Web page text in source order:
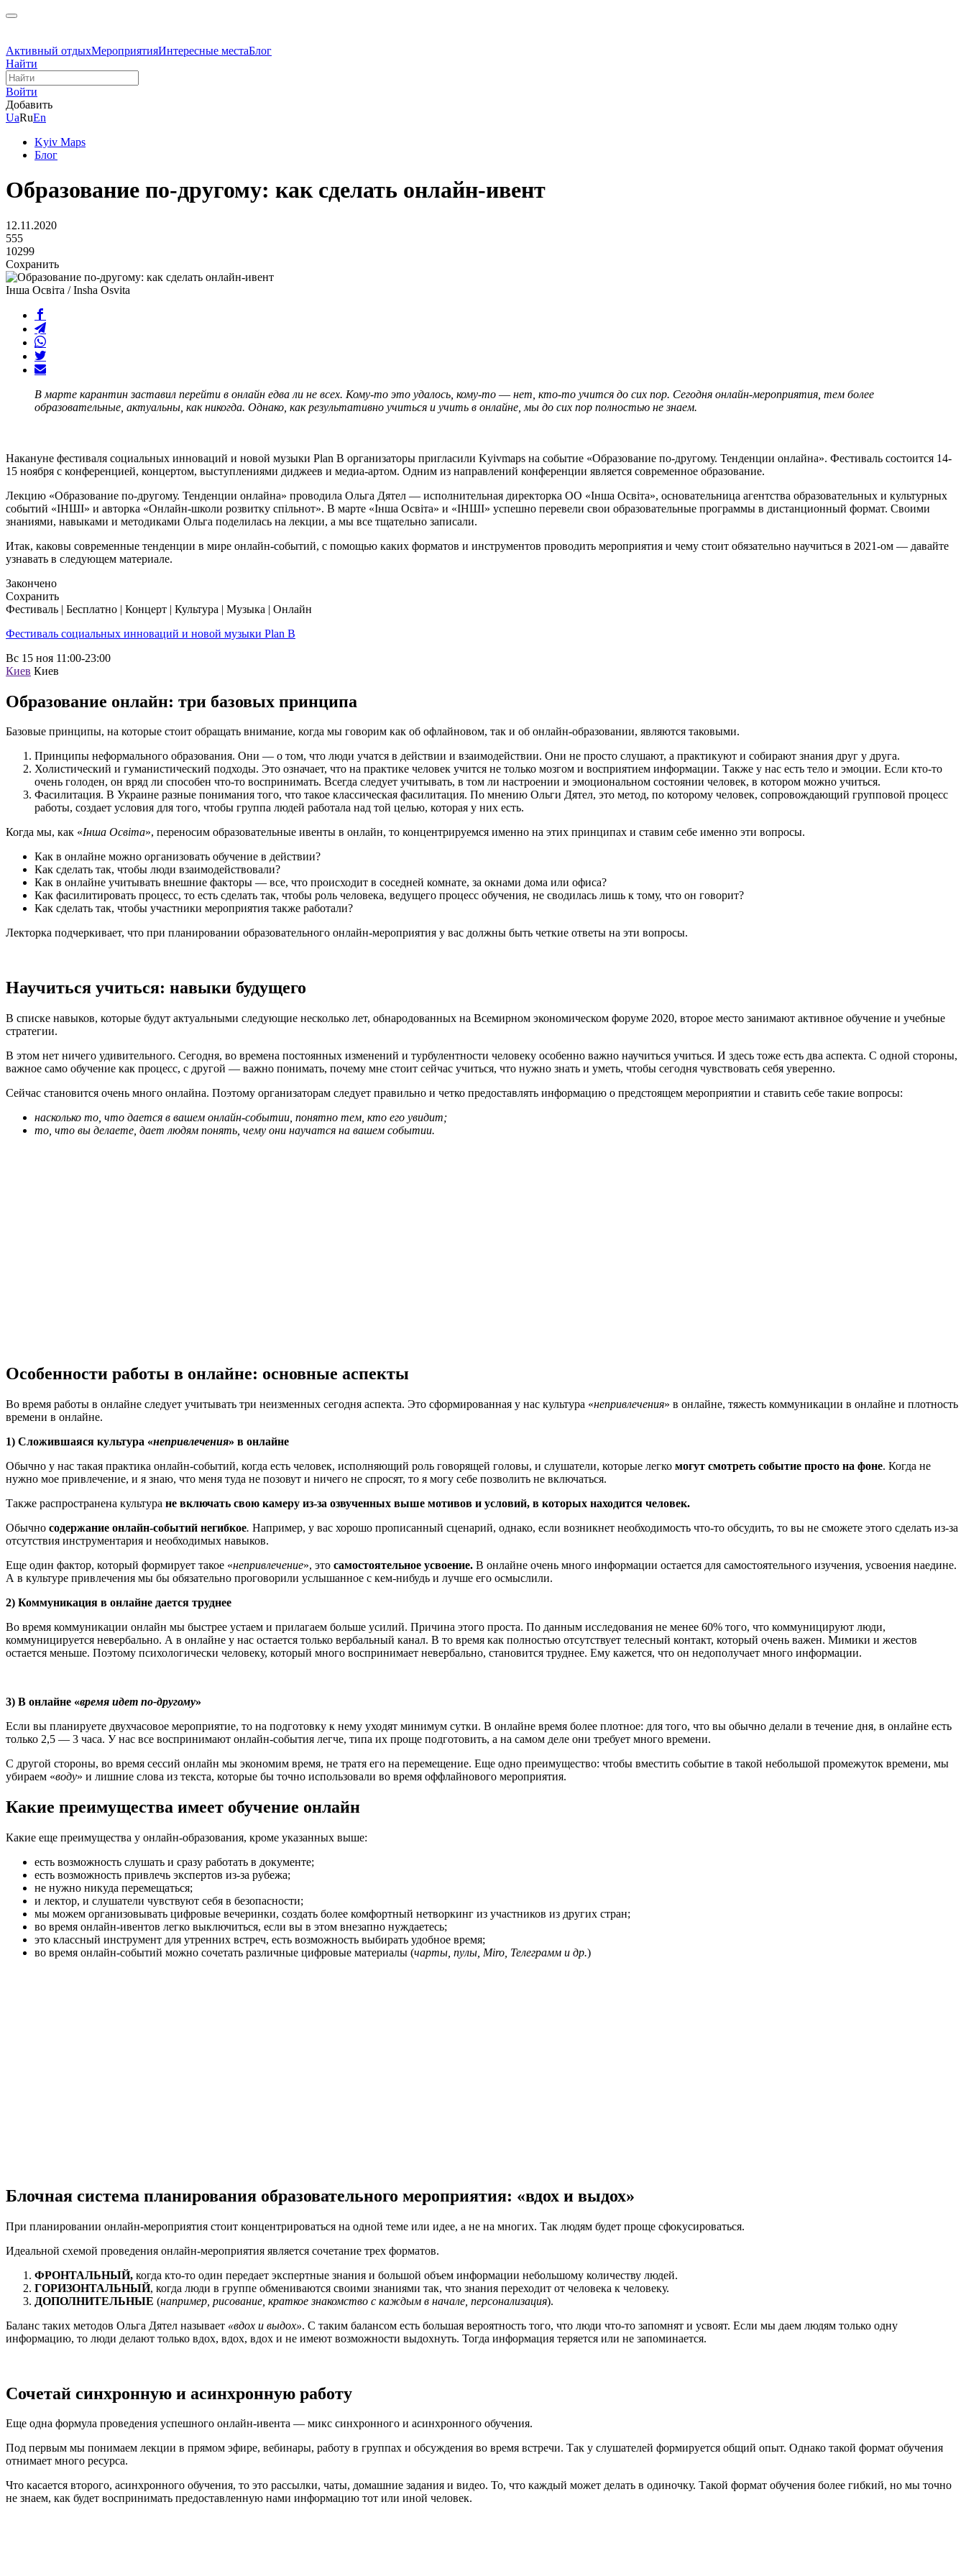
Активный отдыхМероприятияИнтересные местаБлог
Найти
Войти
Добавить
UaRuEn
Kyiv Maps
Блог
Образование по-другому: как сделать онлайн-ивент
12.11.2020
555
10299
Сохранить
Інша Освіта / Insha Osvita
В марте карантин заставил перейти в онлайн едва ли не всех. Кому-то это удалось, кому-то — нет, кто-то учится до сих пор. Сегодня онлайн-мероприятия, тем более
образовательные, актуальны, как никогда. Однако, как результативно учиться и учить в онлайне, мы до сих пор полностью не знаем.
Накануне фестиваля социальных инноваций и новой музыки Plan B организаторы пригласили Kyivmaps на событие «Образование по-другому. Тенденции онлайна». Фестиваль состоится 14-
15 ноября с конференцией, концертом, выступлениями диджеев и медиа-артом. Одним из направлений конференции является современное образование.
Лекцию «Образование по-другому. Тенденции онлайна» проводила Ольга Дятел — исполнительная директорка ОО «Інша Освіта», основательница агентства образовательных и культурных
событий «ІНШІ» и авторка «Онлайн-школи розвитку спільнот». В марте «Інша Освіта» и «ІНШІ» успешно перевели свои образовательные программы в дистанционный формат. Своими
знаниями, навыками и методиками Ольга поделилась на лекции, а мы все тщательно записали.
Итак, каковы современные тенденции в мире онлайн-событий, с помощью каких форматов и инструментов проводить мероприятия и чему стоит обязательно научиться в 2021-ом — давайте
узнавать в следующем материале.
Закончено
Сохранить
Фестиваль | Бесплатно | Концерт | Культура | Музыка | Онлайн
Фестиваль социальных инноваций и новой музыки Plan B
Вс 15 ноя 11:00-23:00
Киев Киев
Образование онлайн: три базовых принципа
Базовые принципы, на которые стоит обращать внимание, когда мы говорим как об офлайновом, так и об онлайн-образовании, являются таковыми.
Принципы неформального образования. Они — о том, что люди учатся в действии и взаимодействии. Они не просто слушают, а практикуют и собирают знания друг у друга.
Холистический и гуманистический подходы. Это означает, что на практике человек учится не только мозгом и восприятием информации. Также у нас есть тело и эмоции. Если кто-то
очень голоден, он вряд ли способен что-то воспринимать. Всегда следует учитывать, в том ли настроении и эмоциональном состоянии человек, в котором можно учиться.
Фасилитация. В Украине разные понимания того, что такое классическая фасилитация. По мнению Ольги Дятел, это метод, по которому человек, сопровождающий групповой процесс
работы, создает условия для того, чтобы группа людей работала над той целью, которая у них есть.
Когда мы, как «Інша Освіта», переносим образовательные ивенты в онлайн, то концентрируемся именно на этих принципах и ставим себе именно эти вопросы.
Как в онлайне можно организовать обучение в действии?
Как сделать так, чтобы люди взаимодействовали?
Как в онлайне учитывать внешние факторы — все, что происходит в соседней комнате, за окнами дома или офиса?
Как фасилитировать процесс, то есть сделать так, чтобы роль человека, ведущего процесс обучения, не сводилась лишь к тому, что он говорит?
Как сделать так, чтобы участники мероприятия также работали?
Лекторка подчеркивает, что при планировании образовательного онлайн-мероприятия у вас должны быть четкие ответы на эти вопросы.
Научиться учиться: навыки будущего
В списке навыков, которые будут актуальными следующие несколько лет, обнародованных на Всемирном экономическом форуме 2020, второе место занимают активное обучение и учебные
стратегии.
В этом нет ничего удивительного. Сегодня, во времена постоянных изменений и турбулентности человеку особенно важно научиться учиться. И здесь тоже есть два аспекта. С одной стороны,
важное само обучение как процесс, с другой — важно понимать, почему мне стоит сейчас учиться, что нужно знать и уметь, чтобы сегодня чувствовать себя уверенно.
Сейчас становится очень много онлайна. Поэтому организаторам следует правильно и четко предоставлять информацию о предстоящем мероприятии и ставить себе такие вопросы:
насколько то, что дается в вашем онлайн-событии, понятно тем, кто его увидит;
то, что вы делаете, дает людям понять, чему они научатся на вашем событии.
Особенности работы в онлайне: основные аспекты
Во время работы в онлайне следует учитывать три неизменных сегодня аспекта. Это сформированная у нас культура «непривлечения» в онлайне, тяжесть коммуникации в онлайне и плотность
времени в онлайне.
1) Сложившаяся культура «непривлечения» в онлайне
Обычно у нас такая практика онлайн-событий, когда есть человек, исполняющий роль говорящей головы, и слушатели, которые легко могут смотреть событие просто на фоне. Когда не
нужно мое привлечение, и я знаю, что меня туда не позовут и ничего не спросят, то я могу себе позволить не включаться.
Также распространена культура не включать свою камеру из-за озвученных выше мотивов и условий, в которых находится человек.
Обычно содержание онлайн-событий негибкое. Например, у вас хорошо прописанный сценарий, однако, если возникнет необходимость что-то обсудить, то вы не сможете этого сделать из-за
отсутствия инструментария и необходимых навыков.
Еще один фактор, который формирует такое «непривлечение», это самостоятельное усвоение. В онлайне очень много информации остается для самостоятельного изучения, усвоения наедине.
А в культуре привлечения мы бы обязательно проговорили услышанное с кем-нибудь и лучше его осмыслили.
2) Коммуникация в онлайне дается труднее
Во время коммуникации онлайн мы быстрее устаем и прилагаем больше усилий. Причина этого проста. По данным исследования не менее 60% того, что коммуницируют люди,
коммуницируется невербально. А в онлайне у нас остается только вербальный канал. В то время как полностью отсутствует телесный контакт, который очень важен. Мимики и жестов
остается меньше. Поэтому психологически человеку, который много воспринимает невербально, становится труднее. Ему кажется, что он недополучает много информации.
3) В онлайне «время идет по-другому»
Если вы планируете двухчасовое мероприятие, то на подготовку к нему уходят минимум сутки. В онлайне время более плотное: для того, что вы обычно делали в течение дня, в онлайне есть
только 2,5 — 3 часа. У нас все воспринимают онлайн-события легче, типа их проще подготовить, а на самом деле они требует много времени.
С другой стороны, во время сессий онлайн мы экономим время, не тратя его на перемещение. Еще одно преимущество: чтобы вместить событие в такой небольшой промежуток времени, мы
убираем «воду» и лишние слова из текста, которые бы точно использовали во время оффлайнового мероприятия.
Какие преимущества имеет обучение онлайн
Какие еще преимущества у онлайн-образования, кроме указанных выше:
есть возможность слушать и сразу работать в документе;
есть возможность привлечь экспертов из-за рубежа;
не нужно никуда перемещаться;
и лектор, и слушатели чувствуют себя в безопасности;
мы можем организовывать цифровые вечеринки, создать более комфортный нетворкинг из участников из других стран;
во время онлайн-ивентов легко выключиться, если вы в этом внезапно нуждаетесь;
это классный инструмент для утренних встреч, есть возможность выбирать удобное время;
во время онлайн-событий можно сочетать различные цифровые материалы (чарты, пулы, Miro, Телеграмм и др.)
Блочная система планирования образовательного мероприятия: «вдох и выдох»
При планировании онлайн-мероприятия стоит концентрироваться на одной теме или идее, а не на многих. Так людям будет проще сфокусироваться.
Идеальной схемой проведения онлайн-мероприятия является сочетание трех форматов.
ФРОНТАЛЬНЫЙ, когда кто-то один передает экспертные знания и большой объем информации небольшому количеству людей.
ГОРИЗОНТАЛЬНЫЙ, когда люди в группе обмениваются своими знаниями так, что знания переходит от человека к человеку.
ДОПОЛНИТЕЛЬНЫЕ (например, рисование, краткое знакомство с каждым в начале, персонализация).
Баланс таких методов Ольга Дятел называет «вдох и выдох». С таким балансом есть большая вероятность того, что люди что-то запомнят и усвоят. Если мы даем людям только одну
информацию, то люди делают только вдох, вдох, вдох и не имеют возможности выдохнуть. Тогда информация теряется или не запоминается.
Сочетай синхронную и асинхронную работу
Еще одна формула проведения успешного онлайн-ивента — микс синхронного и асинхронного обучения.
Под первым мы понимаем лекции в прямом эфире, вебинары, работу в группах и обсуждения во время встречи. Так у слушателей формируется общий опыт. Однако такой формат обучения
отнимает много ресурса.
Что касается второго, асинхронного обучения, то это рассылки, чаты, домашние задания и видео. То, что каждый может делать в одиночку. Такой формат обучения более гибкий, но мы точно
не знаем, как будет воспринимать предоставленную нами информацию тот или иной человек.